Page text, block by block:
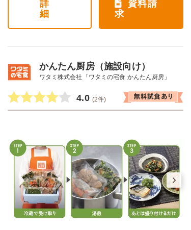
詳
細
資料請
求
かんたん厨房（施設向け）
ワタミ株式会社「ワタミの宅食 かんたん厨房」
4.0 (2件)